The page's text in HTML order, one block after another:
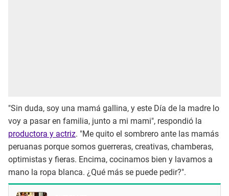
"Sin duda, soy una mamá gallina, y este Día de la madre lo
voy a pasar en familia, junto a mi mami", respondió la
productora y actriz. "Me quito el sombrero ante las mamás
peruanas porque somos guerreras, creativas, chamberas,
optimistas y fieras. Encima, cocinamos bien y lavamos a
mano la ropa blanca. ¿Qué más se puede pedir?".